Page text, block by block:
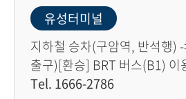
유성터미널
지하철 승차(구암역, 반석행)
출구)[환승] BRT 버스(B1) 이
Tel. 1666-2786